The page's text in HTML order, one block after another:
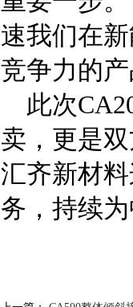
速我们在
竞争力的
此次
卖，更是
汇齐新材
务，持续